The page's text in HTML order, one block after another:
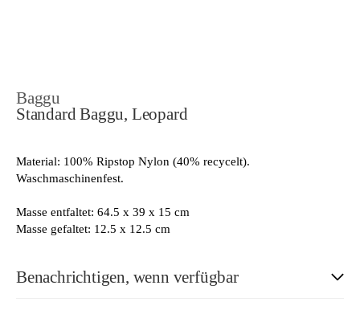
Baggu
Standard Baggu, Leopard
Material: 100% Ripstop Nylon (40% recycelt).
Waschmaschinenfest.
Masse entfaltet: 64.5 x 39 x 15 cm
Masse gefaltet: 12.5 x 12.5 cm
Benachrichtigen, wenn verfügbar